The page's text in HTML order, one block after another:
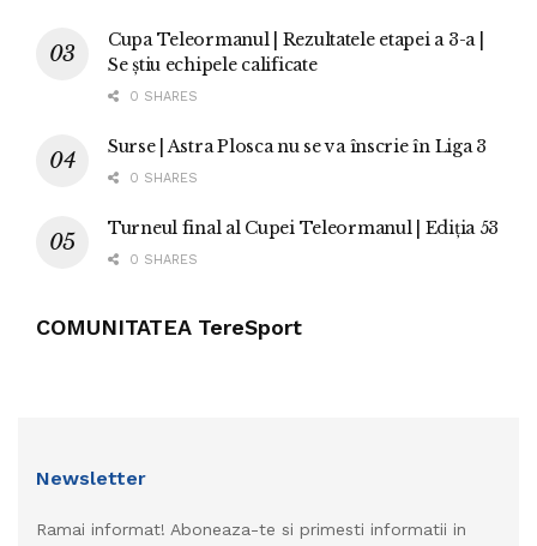
Cupa Teleormanul | Rezultatele etapei a 3-a |
Se știu echipele calificate
0 SHARES
Surse | Astra Plosca nu se va înscrie în Liga 3
0 SHARES
Turneul final al Cupei Teleormanul | Ediția 53
0 SHARES
COMUNITATEA TereSport
Newsletter
Ramai informat! Aboneaza-te si primesti informatii in